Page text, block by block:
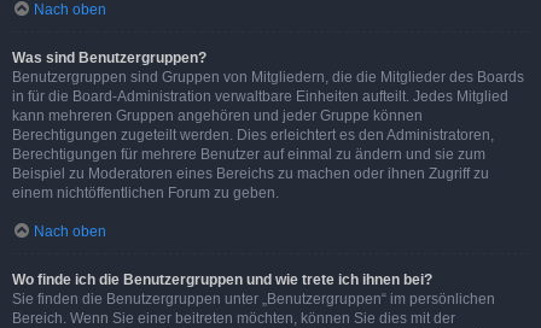
Nach oben
Was sind Benutzergruppen?
Benutzergruppen sind Gruppen von Mitgliedern, die die Mitglieder des Boards
in für die Board-Administration verwaltbare Einheiten aufteilt. Jedes Mitglied
kann mehreren Gruppen angehören und jeder Gruppe können
Berechtigungen zugeteilt werden. Dies erleichtert es den Administratoren,
Berechtigungen für mehrere Benutzer auf einmal zu ändern und sie zum
Beispiel zu Moderatoren eines Bereichs zu machen oder ihnen Zugriff zu
einem nichtöffentlichen Forum zu geben.
Nach oben
Wo finde ich die Benutzergruppen und wie trete ich ihnen bei?
Sie finden die Benutzergruppen unter „Benutzergruppen“ im persönlichen
Bereich. Wenn Sie einer beitreten möchten, können Sie dies mit der